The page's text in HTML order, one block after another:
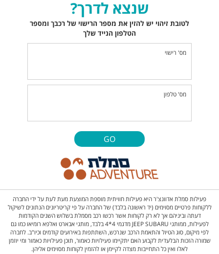
שנצא לדרך?
לטובת זיהוי יש להזין את מספר הרישוי של רכבך ומספר
הטלפון הנייד שלך
מס' רישוי
מס' טלפון
GO
פעילות סמלת אדוונצ'ר היא פעילות חוויתית מוספת המוצעת מעת לעת על ידי החברה
ללקוחות פרטיים מסוימים (יד ראשונה בלבד) של החברה על פי קריטריונים הנתונים לשיקול
דעתה וביניהם אך לא רק לקוחות אשר רכשו רכב מסמלת בשלוש השנים הקודמות
לפעילות, ממותגי JEEP SUBARU מדגמי 4*4 בלבד, מותגי אבארט ואלפא רומיאו כמו גם
לפי מיקום, סוג הטיול והתאמת הרכב שנרכש, השתתפות באירועים קודמים וכיו"ב. לחברה
שמורה הזכות הבלעדית לקבוע האם יתקיימו פעילויות כאמור, תוכן פעילויות כאמור ומי יוזמן
לאלו ואין כל התחייבות מצדה לקיימן או להזמין לקוחות מסוימים אליהן.